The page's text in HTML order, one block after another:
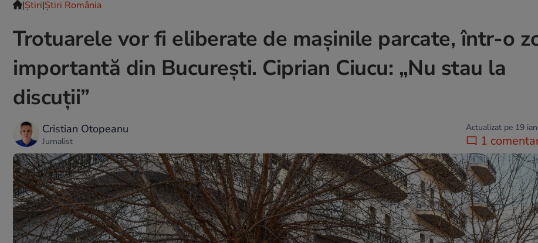
|Ştiri|Știri România
Trotuarele vor fi eliberate de mașinile parcate, într-o
importantă din București. Ciprian Ciucu: „Nu stau la
discuții”
Cristian Otopeanu
Jurnalist
Actualizat pe 19
1